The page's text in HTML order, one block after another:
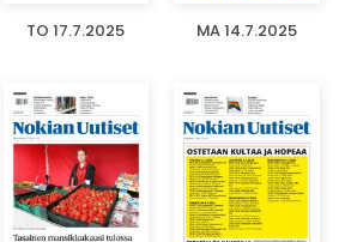
TO 17.7.2025 MA 14.7.2025